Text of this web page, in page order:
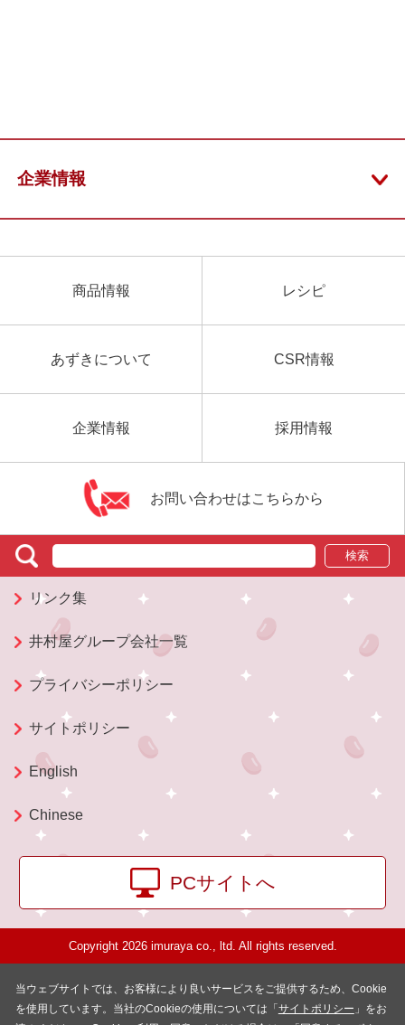
当ウェブサイトでは、お客様により良いサービスをご提供するため、Cookie
を使用しています。当社のCookieの使用については「 サイトポリシー 」をお
企業情報
商品情報 レシピ
あずきについて CSR情報
企業情報 採用情報
お問い合わせはこちらから
検索
リンク集
井村屋グループ会社一覧
プライバシーポリシー
サイトポリシー
English
Chinese
PCサイトへ
Copyright 2026 imuraya co., ltd. All rights reserved.